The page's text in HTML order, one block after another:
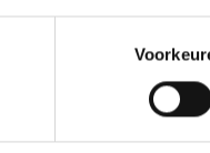
met de andere
reorganisatie